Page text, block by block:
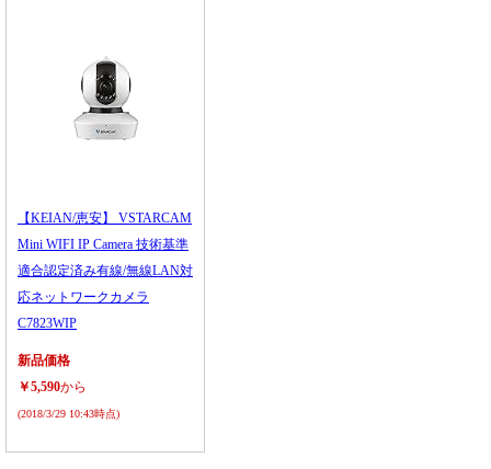
【KEIAN/恵安】 VSTARCAM
Mini WIFI IP Camera 技術基準
適合認定済み有線/無線LAN対
応ネットワークカメラ
C7823WIP
新品価格
￥5,590から
(2018/3/29 10:43時点)